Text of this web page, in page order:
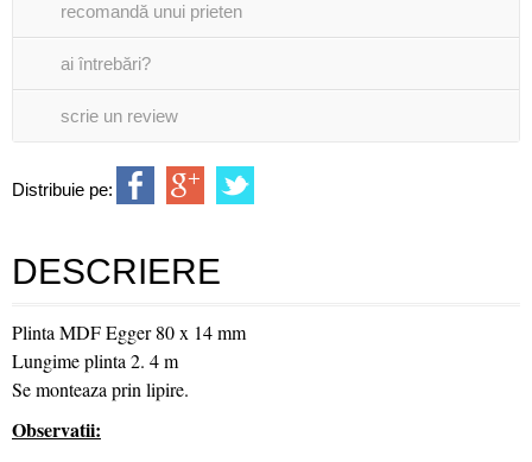
recomandă unui prieten
ai întrebări?
scrie un review
Distribuie pe:
DESCRIERE
Plinta MDF Egger 80 x 14 mm
Lungime plinta 2. 4 m
Se monteaza prin lipire.
Observatii: